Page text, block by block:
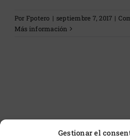
Gestionar el
Por Fpotero | septiembre 7, 2017 |
Más información